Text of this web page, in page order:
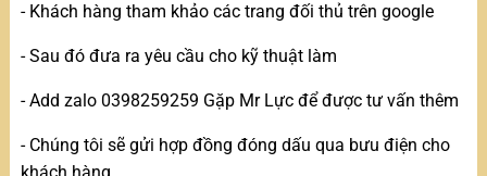
- Khách hàng tham khảo các trang đối thủ trên google
- Sau đó đưa ra yêu cầu cho kỹ thuật làm
- Add zalo 0398259259 Gặp Mr Lực để được tư vấn thêm
- Chúng tôi sẽ gửi hợp đồng đóng dấu qua bưu điện cho